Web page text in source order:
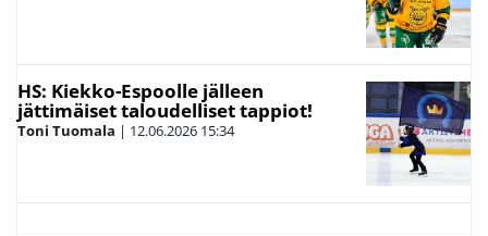
HS: Kiekko-Espoolle jälleen
jättimäiset taloudelliset tappiot!
Toni Tuomala | 12.06.2026 15:34